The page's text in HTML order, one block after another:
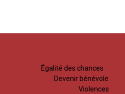
Égalité des chances
Devenir bénévole
Violences